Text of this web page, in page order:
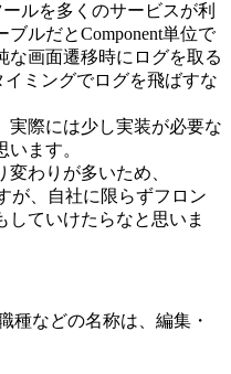
ルを多くのサービスが利
ルだとComponent単位で
な画面遷移時にログを取る
イミングでログを飛ばすな
実際には少し実装が必要な
ます。
わりが多いため、
が、自社に限らずフロン
していけたらなと思いま
種などの名称は、編集・